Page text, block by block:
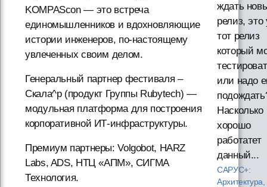
KOMPAScon — это встреча
единомышленников и вдохновляющие
истории инженеров, по-настоящему
увлеченных своим делом.
Генеральный партнер фестиваля –
Скала^р (продукт Группы Rubytech) —
модульная платформа для построения
корпоративной ИТ-инфраструктуры.
Премиум партнеры: Volgobot, HARZ
Labs, ADS, НТЦ «АПМ», СИГМА
Технология.
ждать
релиз, это
тот релиз
который
или надо
Насколько
хорошо
работатет
данный...
САРУС+:
Архитектура,